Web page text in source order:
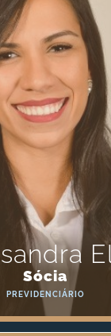
Sócia
PREVIDENCIÁRIO